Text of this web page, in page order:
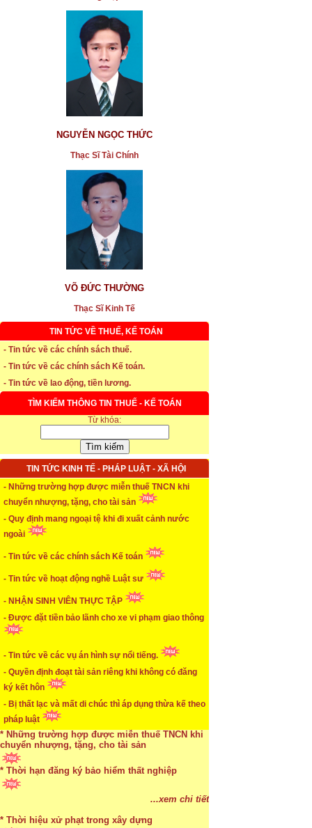
NGUYỄN NGỌC THỨC
Thạc Sĩ Tài Chính
VÕ ĐỨC THƯỜNG
Thạc Sĩ Kinh Tế
TIN TỨC VỀ THUẾ, KẾ TOÁN
- Tin tức về các chính sách thuế.
- Tin tức về các chính sách Kế toán.
- Tin tức về lao động, tiền lương.
TÌM KIẾM THÔNG TIN THUẾ - KẾ TOÁN
Từ khóa:
TIN TỨC KINH TẾ - PHÁP LUẬT - XÃ HỘI
- Những trường hợp được miễn thuế TNCN khi
chuyển nhượng, tặng, cho tài sản
- Quy định mang ngoại tệ khi đi xuất cảnh nước
ngoài
- Tin tức về các chính sách Kế toán
- Tin tức về hoạt động nghề Luật sư
- NHẬN SINH VIÊN THỰC TẬP
- Được đặt tiền bảo lãnh cho xe vi phạm giao thông
- Tin tức về các vụ án hình sự nổi tiếng.
- Quyền định đoạt tài sản riêng khi không có đăng
ký kết hôn
- Bị thất lạc và mất di chúc thì áp dụng thừa kế theo
pháp luật
- Xe máy điện phải đăng ký biển kiểm soát từ
01/06/2014
* Thời hạn đăng ký bảo hiểm thất nghiệp
* Thời hiệu xử phạt trong xây dựng
* NHẬN SINH VIÊN THỰC TẬP
...xem chi tiết
* ĐÀO TẠO KẾ TOÁN THỰC HÀNH
* TUYỂN DỤNG KẾ TOÁN (thường xuyên)
...xem chi tiết
* Cách chọn màu phù hợp theo phong thuỷ
* Mức phạt khi chậm nộp báo cáo thuế
...xem chi tiết
* Lập di chúc bằng miệng có cần đi công chứng
...xem chi tiết
* Những trường hợp được miễn thuế TNCN khi
chuyển nhượng, tặng, cho tài sản
theo pháp luật
* Thời hạn đăng ký bảo hiểm thất nghiệp